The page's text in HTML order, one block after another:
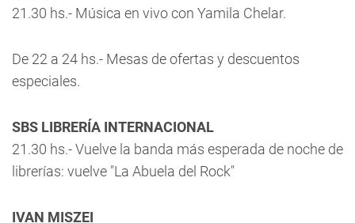
21.30 hs.- Música en vivo con Yamila Chelar.
De 22 a 24 hs.- Mesas de ofertas y descuentos
especiales.
SBS LIBRERÍA INTERNACIONAL
21.30 hs.- Vuelve la banda más esperada de noche de
librerías: vuelve "La Abuela del Rock"
IVAN MISZEI